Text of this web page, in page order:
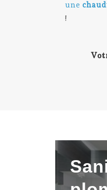
une
!